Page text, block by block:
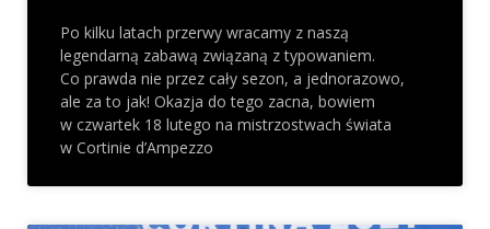
Po kilku latach przerwy wracamy z naszą
legendarną zabawą związaną z typowaniem.
Co prawda nie przez cały sezon, a jednorazowo,
ale za to jak! Okazja do tego zacna, bowiem
w czwartek 18 lutego na mistrzostwach świata
w Cortinie d’Ampezzo